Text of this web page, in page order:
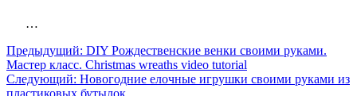
…
Предыдущий: DIY Рождественские венки своими руками.
Мастер класс. Christmas wreaths video tutorial
Следующий: Новогодние елочные игрушки своими руками из
пластиковых бутылок